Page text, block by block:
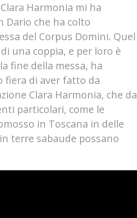
Harmonia mi ha
Dario che ha colto
del Corpus Domini. Quel
una coppia, e per loro è
fine della messa, ha
fiera di aver fatto da
Clara Harmonia, che da
particolari, come le
in Toscana in delle
terre sabaude possano